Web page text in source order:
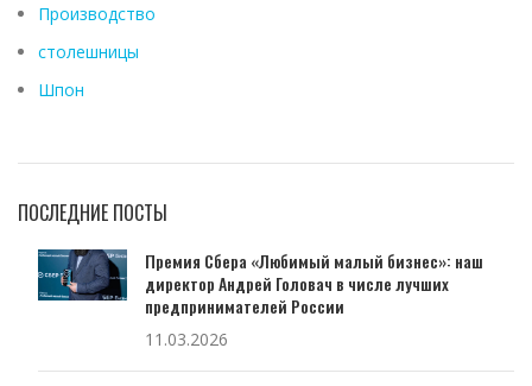
Производство
столешницы
Шпон
ПОСЛЕДНИЕ ПОСТЫ
Премия Сбера «Любимый малый бизнес»: наш
директор Андрей Головач в числе лучших
предпринимателей России
11.03.2026